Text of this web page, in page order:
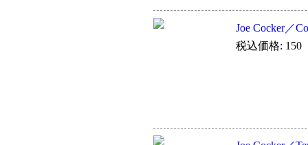
Joe Cocker／
税込価格: 150